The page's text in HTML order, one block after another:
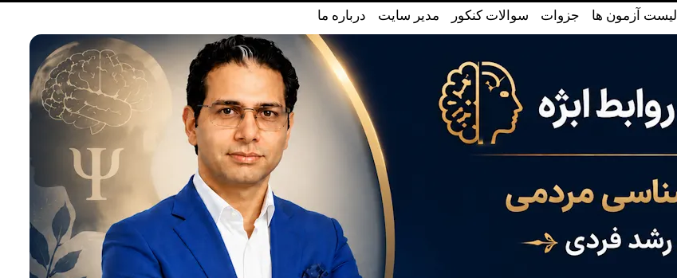
لیست آزمون ها جزوات سوالات کنکور مدیر سایت درباره ما